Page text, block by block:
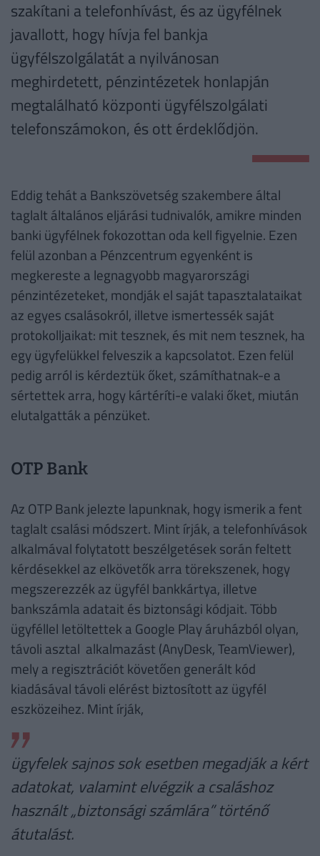
szakítani a telefonhívást, és az ügyfélnek
javallott, hogy hívja fel bankja
ügyfélszolgálatát a nyilvánosan
meghirdetett, pénzintézetek honlapján
megtalálható központi ügyfélszolgálati
telefonszámokon, és ott érdeklődjön.
Eddig tehát a Bankszövetség szakembere által
taglalt általános eljárási tudnivalók, amikre minden
banki ügyfélnek fokozottan oda kell figyelnie. Ezen
felül azonban a Pénzcentrum egyenként is
megkereste a legnagyobb magyarországi
pénzintézeteket, mondják el saját tapasztalataikat
az egyes csalásokról, illetve ismertessék saját
protokolljaikat: mit tesznek, és mit nem tesznek, ha
egy ügyfelükkel felveszik a kapcsolatot. Ezen felül
pedig arról is kérdeztük őket, számíthatnak-e a
sértettek arra, hogy kártéríti-e valaki őket, miután
elutalgatták a pénzüket.
OTP Bank
Az OTP Bank jelezte lapunknak, hogy ismerik a fent
taglalt csalási módszert. Mint írják, a telefonhívások
alkalmával folytatott beszélgetések során feltett
kérdésekkel az elkövetők arra törekszenek, hogy
megszerezzék az ügyfél bankkártya, illetve
bankszámla adatait és biztonsági kódjait. Több
ügyféllel letöltettek a Google Play áruházból olyan,
távoli asztal alkalmazást (AnyDesk, TeamViewer),
mely a regisztrációt követően generált kód
kiadásával távoli elérést biztosított az ügyfél
eszközeihez. Mint írják,
ügyfelek sajnos sok esetben megadják a kért
adatokat, valamint elvégzik a csaláshoz
használt „biztonsági számlára” történő
átutalást.